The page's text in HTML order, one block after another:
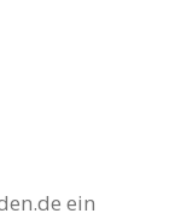
ein